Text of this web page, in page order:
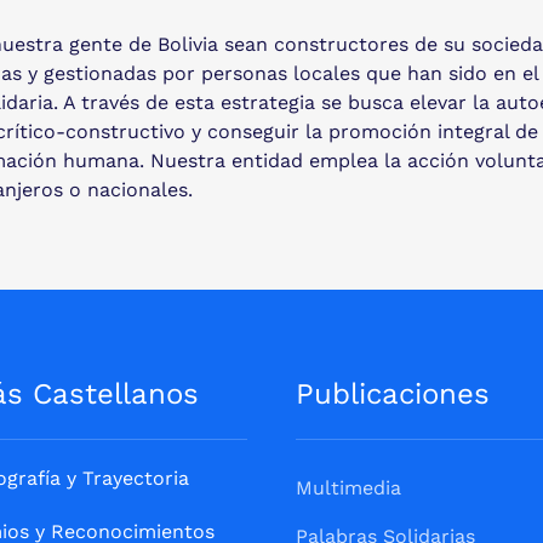
gente de Bolivia sean constructores de su
y gestionadas por personas locales que han sido en
A través de esta estrategia se busca elevar la
constructivo y conseguir la promoción integral
humana. Nuestra entidad emplea la acción
o nacionales.
Castellanos
y Trayectoria
y Reconocimientos
Publicaciones
Multimedia
Palabras Solidarias